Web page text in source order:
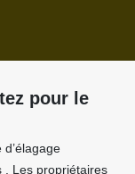
pour le
. Les propriétaires